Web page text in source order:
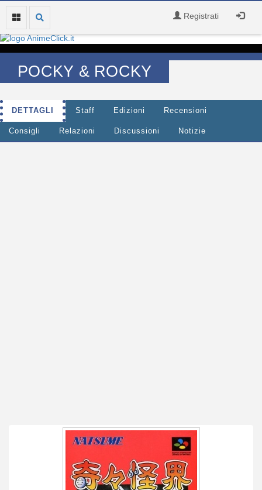
Registrati
POCKY & ROCKY
DETTAGLI Staff Edizioni Recensioni
Consigli Relazioni Discussioni Notizie